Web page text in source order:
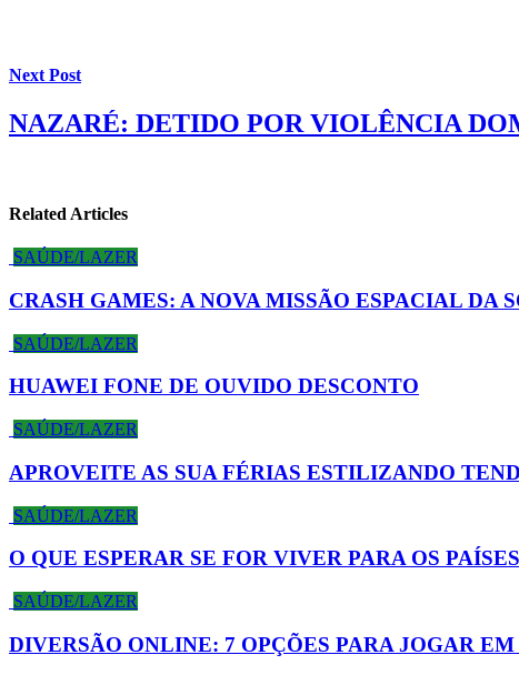
Next Post
NAZARÉ: DETIDO POR VIOLÊNCIA
Related Articles
SAÚDE/LAZER
CRASH GAMES: A NOVA MISSÃO ESPACIAL DA
SAÚDE/LAZER
HUAWEI FONE DE OUVIDO DESCONTO
SAÚDE/LAZER
APROVEITE AS SUA FÉRIAS ESTILIZANDO
SAÚDE/LAZER
O QUE ESPERAR SE FOR VIVER PARA OS
SAÚDE/LAZER
DIVERSÃO ONLINE: 7 OPÇÕES PARA JOGAR EM